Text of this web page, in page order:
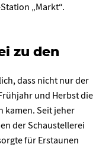
„Markt“.
zu den
dass nicht nur der
und Herbst die
kamen. Seit jeher
der Schaustellerei
für Erstaunen